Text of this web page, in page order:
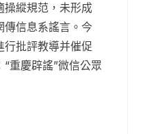
操縱規范，未形成
傳信息系謠言。今
行批評教導并催促
重慶辟謠”微信公眾